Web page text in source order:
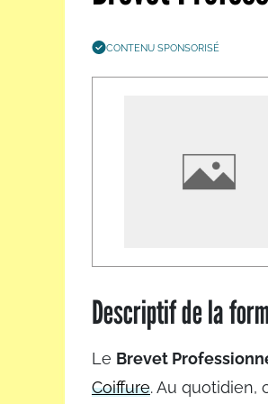
CONTENU SPONSORISÉ
Descriptif de la
Le Brevet
Coiffure. Au quotidien,